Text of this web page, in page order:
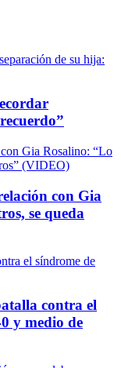
con Gia
se queda
contra el
y medio de